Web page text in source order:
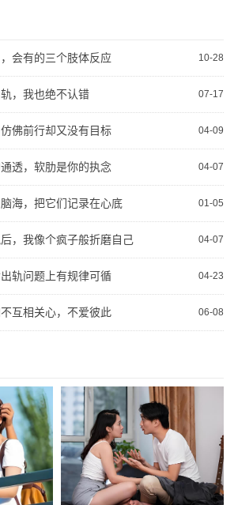
10-28
会有的三个肢体反应
07-17
，我也绝不认错
04-09
佛前行却又没有目标
04-07
透，软肋是你的执念
01-05
海，把它们记录在心底
04-07
，我像个疯子般折磨自己
04-23
轨问题上有规律可循
06-08
互相关心，不爱彼此